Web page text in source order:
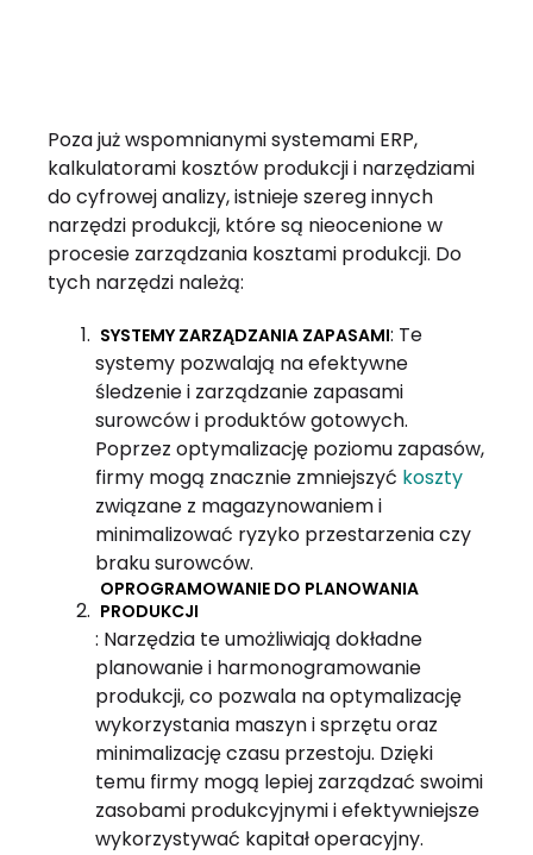
Poza już wspomnianymi systemami ERP,
kalkulatorami kosztów produkcji i narzędziami
do cyfrowej analizy, istnieje szereg innych
narzędzi produkcji, które są nieocenione w
procesie zarządzania kosztami produkcji. Do
tych narzędzi należą:
SYSTEMY ZARZĄDZANIA ZAPASAMI: Te
systemy pozwalają na efektywne
śledzenie i zarządzanie zapasami
surowców i produktów gotowych.
Poprzez optymalizację poziomu zapasów,
firmy mogą znacznie zmniejszyć koszty
związane z magazynowaniem i
minimalizować ryzyko przestarzenia czy
braku surowców.
OPROGRAMOWANIE DO PLANOWANIA
PRODUKCJI
: Narzędzia te umożliwiają dokładne
planowanie i harmonogramowanie
produkcji, co pozwala na optymalizację
wykorzystania maszyn i sprzętu oraz
minimalizację czasu przestoju. Dzięki
temu firmy mogą lepiej zarządzać swoimi
zasobami produkcyjnymi i efektywniejsze
wykorzystywać kapitał operacyjny.